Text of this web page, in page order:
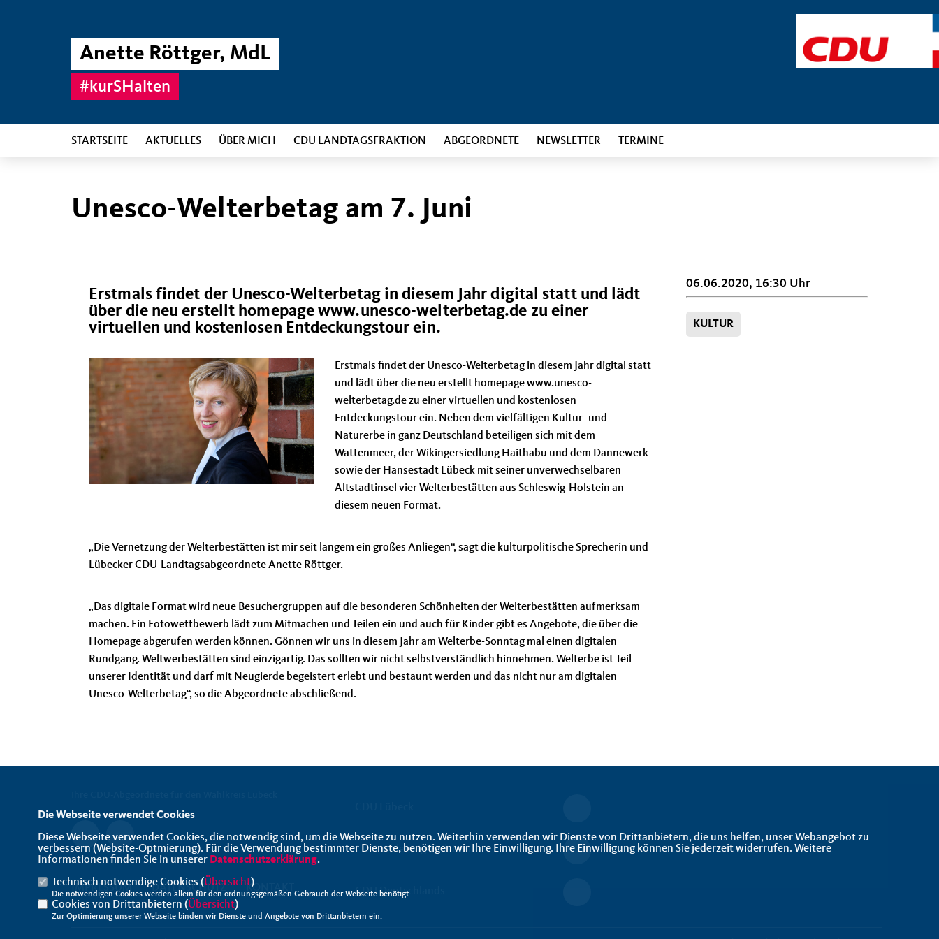
Anette Röttger, MdL
#kurSHalten
STARTSEITE AKTUELLES ÜBER MICH CDU LANDTAGSFRAKTION ABGEORDNETE NEWSLETTER TERMINE
Unesco-Welterbetag am 7. Juni
Erstmals findet der Unesco-Welterbetag in diesem Jahr digital statt und lädt
über die neu erstellt homepage www.unesco-welterbetag.de zu einer
virtuellen und kostenlosen Entdeckungstour ein.
Erstmals findet der Unesco-Welterbetag in diesem Jahr digital statt
und lädt über die neu erstellt homepage www.unesco-
welterbetag.de zu einer virtuellen und kostenlosen
Entdeckungstour ein. Neben dem vielfältigen Kultur- und
Naturerbe in ganz Deutschland beteiligen sich mit dem
Wattenmeer, der Wikingersiedlung Haithabu und dem Dannewerk
sowie der Hansestadt Lübeck mit seiner unverwechselbaren
Altstadtinsel vier Welterbestätten aus Schleswig-Holstein an
diesem neuen Format.
Die Vernetzung der Welterbestätten ist mir seit langem ein großes Anliegen“, sagt die kulturpolitische Sprecherin und
Lübecker CDU-Landtagsabgeordnete Anette Röttger.
Das digitale Format wird neue Besuchergruppen auf die besonderen Schönheiten der Welterbestätten aufmerksam
machen. Ein Fotowettbewerb lädt zum Mitmachen und Teilen ein und auch für Kinder gibt es Angebote, die über die
Homepage abgerufen werden können. Gönnen wir uns in diesem Jahr am Welterbe-Sonntag mal einen digitalen
Rundgang. Weltwerbestätten sind einzigartig. Das sollten wir nicht selbstverständlich hinnehmen. Welterbe ist Teil
unserer Identität und darf mit Neugierde begeistert erlebt und bestaunt werden und das nicht nur am digitalen
Unesco-Welterbetag“, so die Abgeordnete abschließend.
06.06.2020, 16:30 Uhr
KULTUR
IMPRESSUM DATENSCHUTZ KONTAKT
CDU Schleswig-Holstein
CDU Deutschlands
Die Webseite verwendet Cookies
Diese Webseite verwendet Cookies, die notwendig sind, um die Webseite zu nutzen. Weiterhin verwenden wir Dienste von Drittanbietern, die uns helfen, unser Webangebot zu
verbessern (Website-Optmierung). Für die Verwendung bestimmter Dienste, benötigen wir Ihre Einwilligung. Ihre Einwilligung können Sie jederzeit widerrufen. Weitere
Informationen finden Sie in unserer Datenschutzerklärung.
Technisch notwendige Cookies (Übersicht)
Die notwendigen Cookies werden allein für den ordnungsgemäßen Gebrauch der Webseite benötigt.
Cookies von Drittanbietern (Übersicht)
Zur Optimierung unserer Webseite binden wir Dienste und Angebote von Drittanbietern ein.